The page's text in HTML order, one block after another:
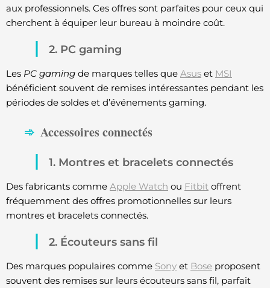
aux professionnels. Ces offres sont parfaites pour ceux qui
cherchent à équiper leur bureau à moindre coût.
2. PC gaming
Les PC gaming de marques telles que Asus et MSI
bénéficient souvent de remises intéressantes pendant les
périodes de soldes et d’événements gaming.
Accessoires connectés
1. Montres et bracelets connectés
Des fabricants comme Apple Watch ou Fitbit offrent
fréquemment des offres promotionnelles sur leurs
montres et bracelets connectés.
2. Écouteurs sans fil
Des marques populaires comme Sony et Bose proposent
souvent des remises sur leurs écouteurs sans fil, parfait